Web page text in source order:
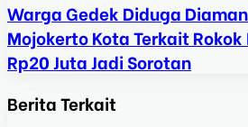
Warga Gedek Diduga
Mojokerto Kota Terkait
Rp20 Juta Jadi Sorotan
Berita Terkait